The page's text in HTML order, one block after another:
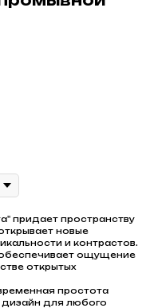
придает пространству
новые
и контрастов.
ощущение
открытых
простота
для любого